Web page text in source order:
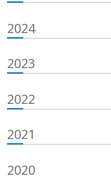
2024
2023
2022
2021
2020